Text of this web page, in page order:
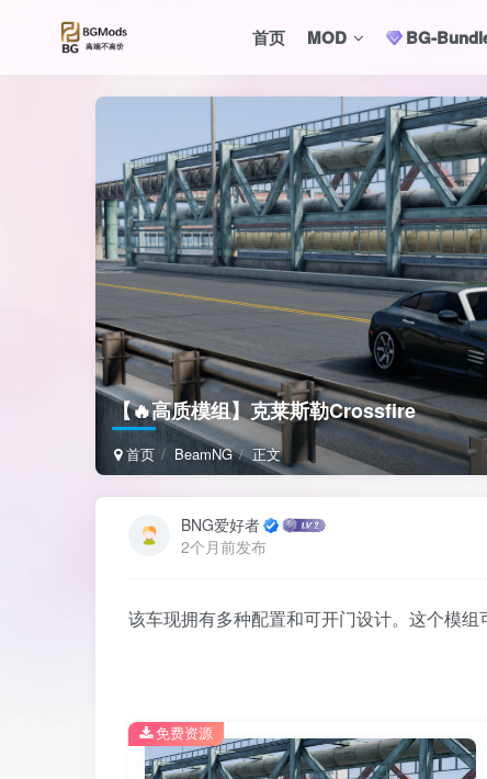
首页 MOD BG-
【🔥高质模组】克莱斯勒Crossfire
首页 BeamNG 正文
BNG爱好者
2个月前发布
该车现拥有多种配置和可开门设计。这个模组
免费资源